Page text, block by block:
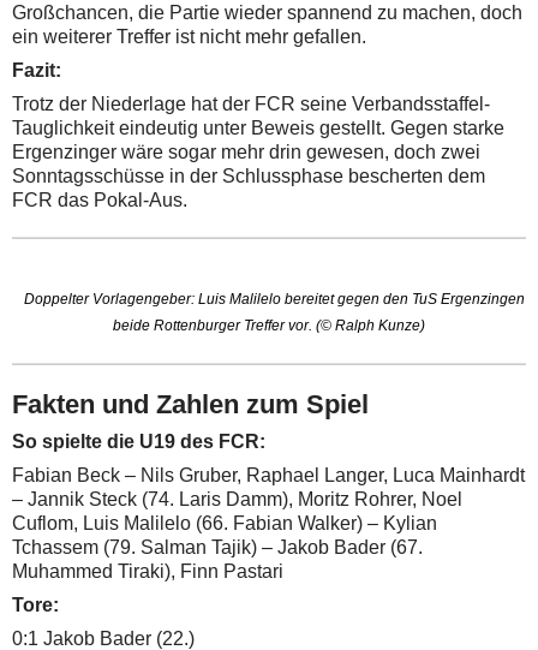
Großchancen, die Partie wieder spannend zu machen, doch
ein weiterer Treffer ist nicht mehr gefallen.
Fazit:
Trotz der Niederlage hat der FCR seine Verbandsstaffel-
Tauglichkeit eindeutig unter Beweis gestellt. Gegen starke
Ergenzinger wäre sogar mehr drin gewesen, doch zwei
Sonntagsschüsse in der Schlussphase bescherten dem
FCR das Pokal-Aus.
Doppelter Vorlagengeber: Luis Malilelo bereitet gegen den TuS Ergenzingen
beide Rottenburger Treffer vor. (© Ralph Kunze)
Fakten und Zahlen zum Spiel
So spielte die U19 des FCR:
Fabian Beck – Nils Gruber, Raphael Langer, Luca Mainhardt
– Jannik Steck (74. Laris Damm), Moritz Rohrer, Noel
Cuflom, Luis Malilelo (66. Fabian Walker) – Kylian
Tchassem (79. Salman Tajik) – Jakob Bader (67.
Muhammed Tiraki), Finn Pastari
Tore:
0:1 Jakob Bader (22.)